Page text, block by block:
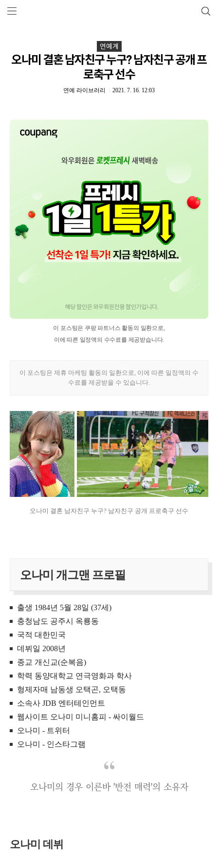
연예계
오나미 결혼 남자친구 누구? 남자친구 공개 프
로축구 선수
연예 라이브러리 2021. 7. 16. 12:03
오나미 결혼 남자친구 누구? 남자친구 공개 프로축구 선수
오나미 개그맨 프로필
출생 1984년 5월 28일 (37세)
충청남도 공주시 옥룡동
국적 대한민국
데뷔일 2008년
종교 개신교(순복음)
학력 동양대학교 연극영화과 학사
형제자매 남동생 오택곤, 오택동
소속사 JDB 엔터테인먼트
웹사이트 오나미 미니홈피 - 싸이월드
오나미 - 트위터
오나미 - 인스타그램
오나미의 경우 이른바 '반전 매력'의 소유자
오나미 데뷔